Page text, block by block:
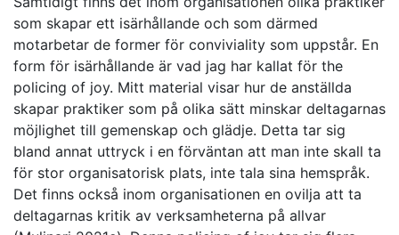
som skapar ett isärhållande och som därmed
motarbetar de former för conviviality som uppstår. En
form för isärhållande är vad jag har kallat för the
policing of joy. Mitt material visar hur de anställda
skapar praktiker som på olika sätt minskar deltagarnas
möjlighet till gemenskap och glädje. Detta tar sig
bland annat uttryck i en förväntan att man inte skall ta
för stor organisatorisk plats, inte tala sina hemspråk.
Det finns också inom organisationen en ovilja att ta
deltagarnas kritik av verksamheterna på allvar